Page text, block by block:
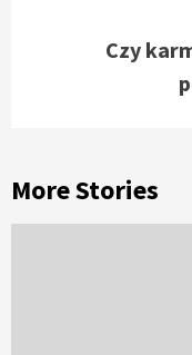
Czy
More Stories